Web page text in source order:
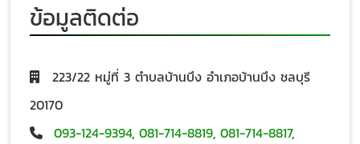
ข้อมูลติดต่อ
223/22 หมู่ที่ 3 ตำบลบ้านบึง อำเภอบ้านบึง ชลบุรี
20170
093-124-9394, 081-714-8819, 081-714-8817,